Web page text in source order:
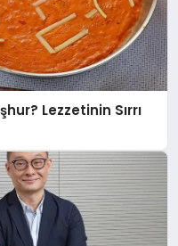
Lezzetinin Sırrı